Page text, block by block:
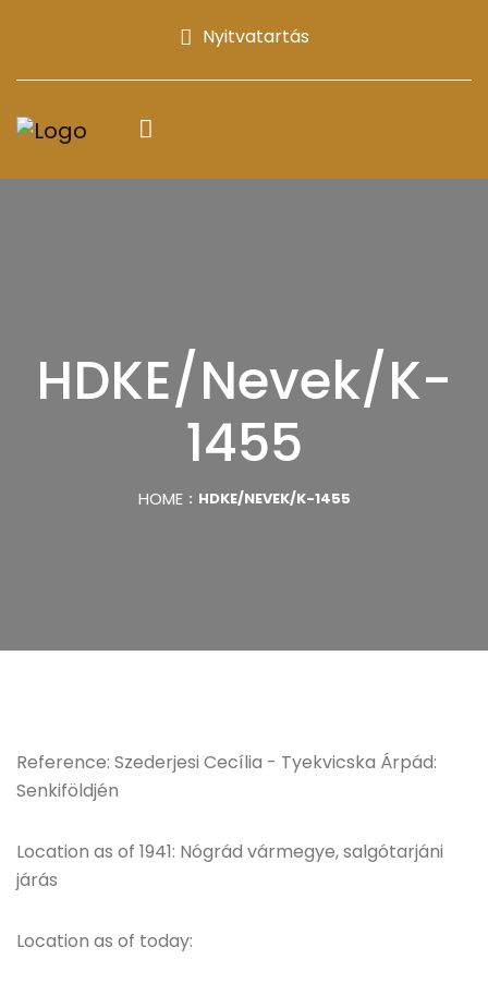
Nyitvatartás
HDKE/Nevek/K-
1455
HOME HDKE/NEVEK/K-1455
Reference: Szederjesi Cecília - Tyekvicska Árpád:
Senkiföldjén
Location as of 1941: Nógrád vármegye, salgótarjáni
járás
Location as of today: